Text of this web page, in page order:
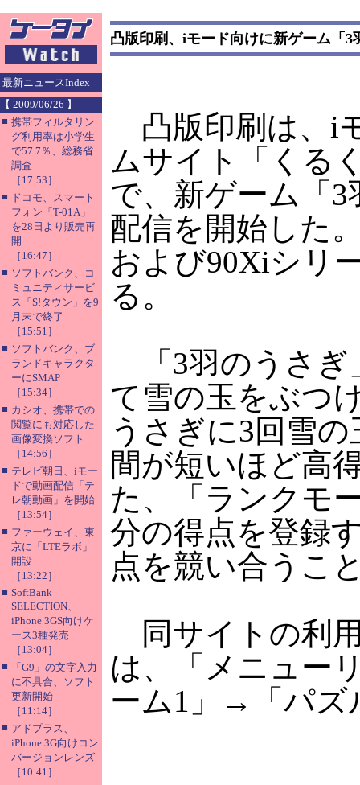
最新ニュースIndex
【 2009/06/26 】
■ 携帯フィルタリン
グ利用率は小学生
で57.7％、総務省
調査
［17:53］
■ ドコモ、スマート
フォン「T-01A」
を28日より販売再
開
［16:47］
■ ソフトバンク、コ
ミュニティサービ
ス「S!タウン」を9
月末で終了
［15:51］
■ ソフトバンク、ブ
ランドキャラクタ
ーにSMAP
［15:34］
■ カシオ、携帯での
閲覧にも対応した
画像変換ソフト
［14:56］
■ テレビ朝日、iモー
ドで動画配信「テ
レ朝動画」を開始
［13:54］
■ ファーウェイ、東
京に「LTEラボ」
開設
［13:22］
■ SoftBank
SELECTION、
iPhone 3GS向けケ
ース3種発売
［13:04］
■
「G9」の文字入力
に不具合、ソフト
更新開始
［11:14］
■ アドプラス、
iPhone 3G向けコン
バージョンレンズ
［10:41］
凸版印刷、iモード向けに新ゲーム「3
凸版印刷は、i
ムサイト「くる
で、新ゲーム「
配信を開始した
および90Xiシリ
る。
「3羽のうさぎ
て雪の玉をぶつ
うさぎに3回雪
間が短いほど高
た、「ランクモ
分の得点を登録
点を競い合うこ
同サイトの利
は、「メニュー
ーム1」→「パズ